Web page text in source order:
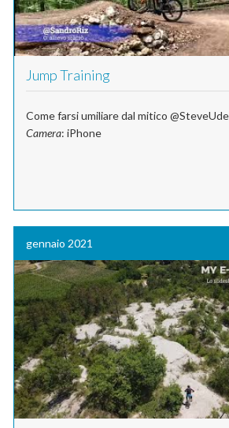
Jump Training
Come farsi umiliare dal mitico @SteveUde
Camera: iPhone
gennaio 2021